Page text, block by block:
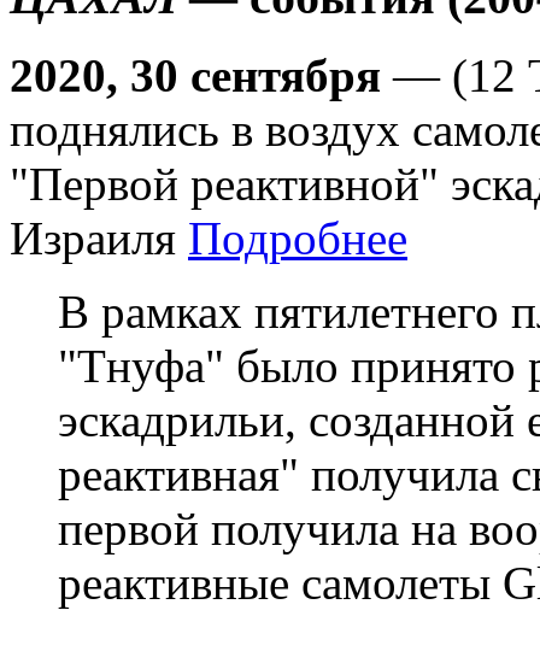
2020, 30 сентября — (12
поднялись в воздух
"Первой реактивной"
Израиля Подробнее
В рамках пятилетнего
"Тнуфа" было принято
эскадрильи,
реактивная" получила
первой получила на
реактивные самолеты